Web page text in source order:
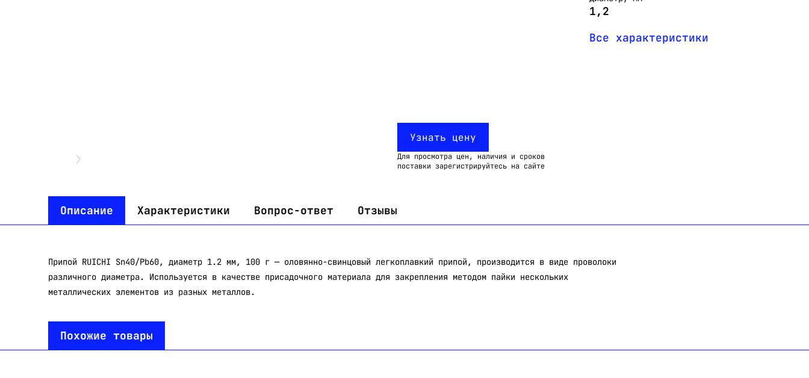
Узнать цену
Для просмотра цен, наличия и сроков
поставки зарегистрируйтесь на сайте
1,2
Все характеристики
Описание Характеристики Вопрос-ответ Отзывы
Припой RUICHI Sn40/Pb60, диаметр 1.2 мм, 100 г — оловянно-свинцовый легкоплавкий припой, производится в виде проволоки
различного диаметра. Используется в качестве присадочного материала для закрепления методом пайки нескольких
металлических элементов из разных металлов.
Похожие товары